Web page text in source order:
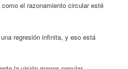
el razonamiento circular esté
regresión infinita, y eso está